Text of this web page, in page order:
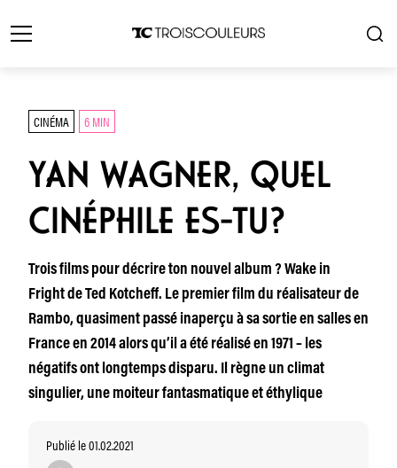
CINÉMA 6 MIN
YAN WAGNER, QUEL
CINÉPHILE ES-TU?
Trois films pour décrire ton nouvel album ? Wake in
Fright de Ted Kotcheff. Le premier film du réalisateur de
Rambo, quasiment passé inaperçu à sa sortie en salles en
France en 2014 alors qu’il a été réalisé en 1971 – les
négatifs ont longtemps disparu. Il règne un climat
singulier, une moiteur fantasmatique et éthylique
Publié le 01.02.2021